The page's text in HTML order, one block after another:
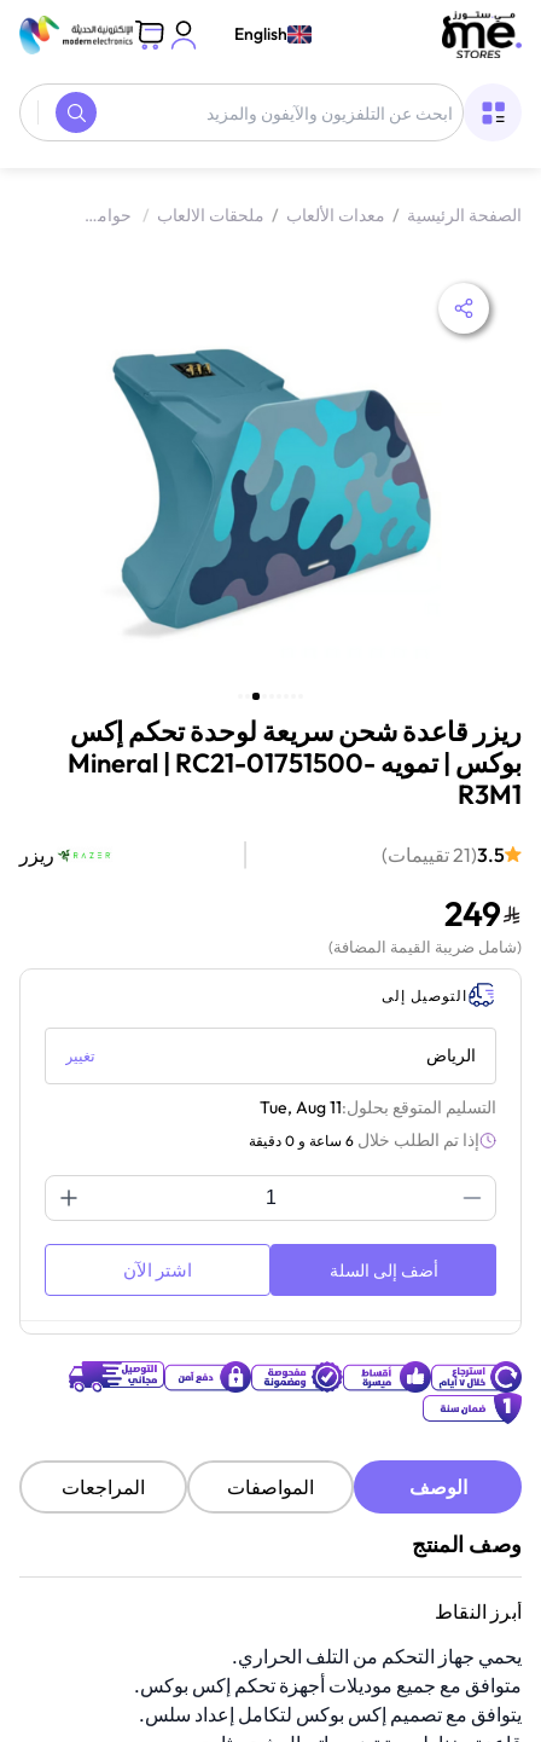
English
الصفحة الرئيسية / معدات الألعاب / ملحقات الالعاب / حوامل شحن أذرع التحكم
ريزر قاعدة شحن سريعة لوحدة تحكم إكس
بوكس | تمويه Mineral | RC21-01751500-
R3M1
3.5
(
21تقييمات) ريزر
249
(شامل ضريبة القيمة المضافة)
التوصيل إلى
الرياض تغيير
التسليم المتوقع بحلول:Tue, Aug 11
إذا تم الطلب خلال 6 ساعة و 0 دقيقة
أضف إلى السلة اشتر الآن
الوصف المواصفات المراجعات
وصف المنتج
أبرز النقاط
يحمي جهاز التحكم من التلف الحراري.
متوافق مع جميع موديلات أجهزة تحكم إكس بوكس.
يتوافق مع تصميم إكس بوكس لتكامل إعداد سلس.